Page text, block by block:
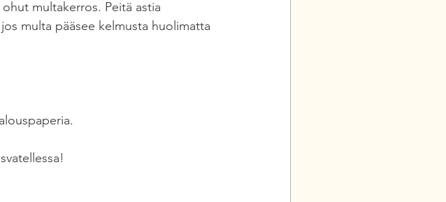
multakerros. Peitä astia
multa pääsee kelmusta huolimatta